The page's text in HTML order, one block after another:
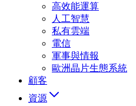
高效能運算
人工智慧
私有雲端
電信
軍事與情報
歐洲晶片生態系統
顧客
資源